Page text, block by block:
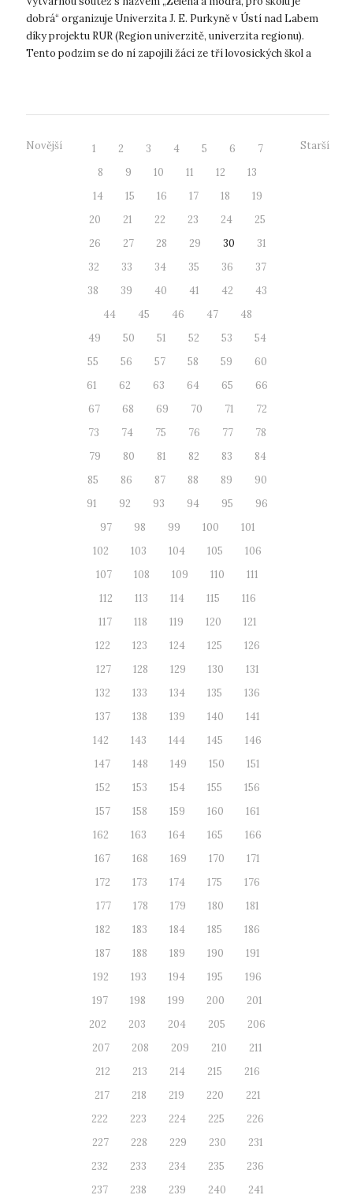
dobrá“ organizuje Univerzita J. E. Purkyně v Ústí nad Labem
díky projektu RUR (Region univerzitě, univerzita regionu).
Tento podzim se do ní zapojili žáci ze tří lovosických škol a
Novější 1 2 3 4 5 6
7
8
9 10 11 12
13
14
15 16 17 18
19
20
21 22 23 24
25
26
27 28 29 30
31
32
33 34 35 36
37
38
39 40 41 42
43
44
45 46 47
48
49
50 51 52 53
54
55
56 57 58 59
60
61
62 63 64 65
66
67
68 69 70 71
72
73
74 75 76 77
78
79
80 81 82 83
84
85
86 87 88 89
90
91
92 93 94 95
96
97
98 99 100
101
102
103 104 105
106
107
108 109 110
111
112
113 114 115
116
117
118 119 120
121
122
123 124 125
126
127
128 129 130
131
132
133 134 135
136
137
138 139 140
141
142
143 144 145
146
147
148 149 150
151
152
153 154 155
156
157
158 159 160
161
162
163 164 165
166
167
168 169 170
171
172
173 174 175
176
177
178 179 180
181
182
183 184 185
186
187
188 189 190
191
192
193 194 195
196
197
198 199 200
201
202
203 204 205
206
207
208 209 210
211
212
213 214 215
216
217
218 219 220
221
222
223 224 225
226
227
228 229 230
231
232
233 234 235
236
237
238 239 240
241
Starší